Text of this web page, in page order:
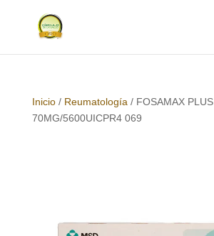
Inicio/ Reumatología / FOSAMAX PLUS
70MG/5600UICPR4 069